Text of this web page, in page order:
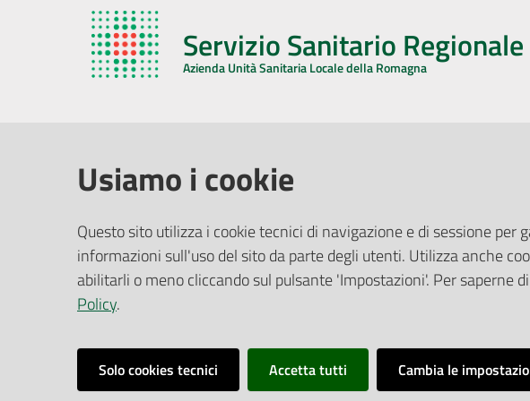
Servizio Sanitario
Azienda Unità Sanitaria Locale della Romagna
Via De Gasperi, 8 - 48121 Ravenna (RA)
CF/P.IVA:02483810392
PEC:
azienda@pec.auslromagna.it
Ufficio Relazioni con il
Riferimenti per la Stampa
Usiamo i cookie
Questo sito utilizza i cookie tecnici di navigazione e di sessione
informazioni sull'uso del sito da parte degli utenti. Utilizza anche
abilitarli o meno cliccando sul pulsante 'Impostazioni'. Per saperne
Policy.
Solo cookies tecnici Accetta tutti Cambia le